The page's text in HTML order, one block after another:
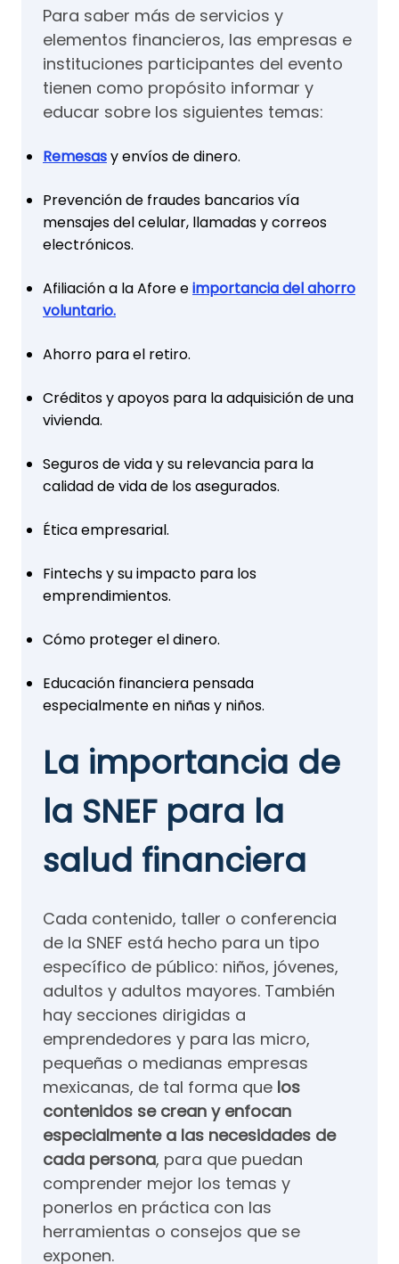
Para saber más de servicios y
elementos financieros, las empresas e
instituciones participantes del evento
tienen como propósito informar y
educar sobre los siguientes temas:
Remesasy envíos de dinero.
Prevención de fraudes bancarios vía
mensajes del celular, llamadas y correos
electrónicos.
Afiliación a la Afore eimportancia del ahorro
voluntario.
Ahorro para el retiro.
Créditos y apoyos para la adquisición de una
vivienda.
Seguros de vida y su relevancia para la
calidad de vida de los asegurados.
Ética empresarial.
Fintechs y su impacto para los
emprendimientos.
Cómo proteger el dinero.
Educación financiera pensada
especialmente en niñas y niños.
La importancia de
la SNEF para la
salud financiera
Cada contenido, taller o conferencia
de la SNEF está hecho para un tipo
específico de público: niños, jóvenes,
adultos y adultos mayores. También
hay secciones dirigidas a
emprendedores y para las micro,
pequeñas o medianas empresas
mexicanas, de tal forma que los
contenidos se crean y enfocan
especialmente a las necesidades de
cada persona, para que puedan
comprender mejor los temas y
ponerlos en práctica con las
herramientas o consejos que se
exponen.